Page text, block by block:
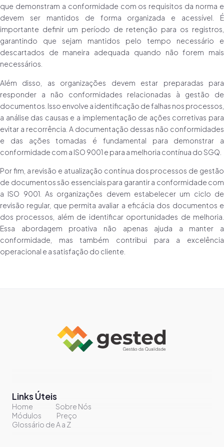
que demonstram a conformidade com os requisitos da norma e
devem ser mantidos de forma organizada e acessível. É
importante definir um período de retenção para os registros,
garantindo que sejam mantidos pelo tempo necessário e
descartados de maneira adequada quando não forem mais
necessários.
Além disso, as organizações devem estar preparadas para
responder a não conformidades relacionadas à gestão de
documentos. Isso envolve a identificação de falhas nos processos,
a análise das causas e a implementação de ações corretivas para
evitar a recorrência. A documentação dessas não conformidades
e das ações tomadas é fundamental para demonstrar a
conformidade com a ISO 9001 e para a melhoria contínua do SGQ.
Por fim, a revisão e atualização contínua dos processos de gestão
de documentos são essenciais para garantir a conformidade com
a ISO 9001. As organizações devem estabelecer um ciclo de
revisão regular, que permita avaliar a eficácia dos documentos e
dos processos, além de identificar oportunidades de melhoria.
Essa abordagem proativa não apenas ajuda a manter a
conformidade, mas também contribui para a excelência
operacional e a satisfação do cliente.
Links Úteis
Home
Sobre Nós
Módulos
Preço
Glossário de A a Z